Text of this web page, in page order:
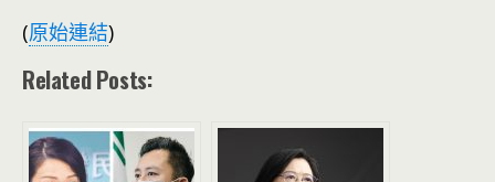
(原始連結)
Related Posts: